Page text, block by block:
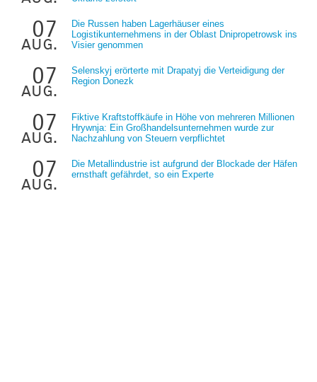
07
aug.
Die Russen haben Lagerhäuser eines
Logistikunternehmens in der Oblast Dnipropetrowsk ins
Visier genommen
07
aug.
Selenskyj erörterte mit Drapatyj die Verteidigung der
Region Donezk
07
aug.
Fiktive Kraftstoffkäufe in Höhe von mehreren Millionen
Hrywnja: Ein Großhandelsunternehmen wurde zur
Nachzahlung von Steuern verpflichtet
07
aug.
Die Metallindustrie ist aufgrund der Blockade der Häfen
ernsthaft gefährdet, so ein Experte